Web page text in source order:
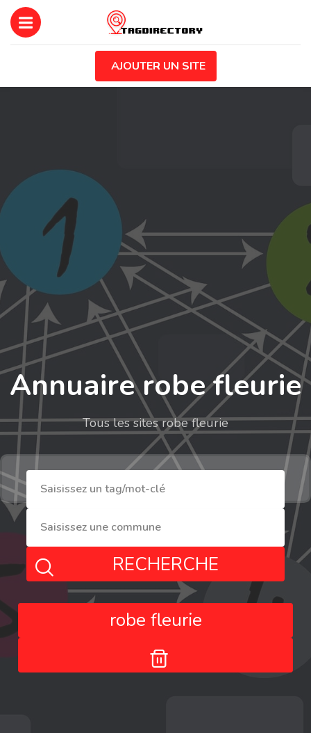
AJOUTER UN SITE
Annuaire robe fleurie
Tous les sites robe fleurie
RECHERCHE
robe fleurie